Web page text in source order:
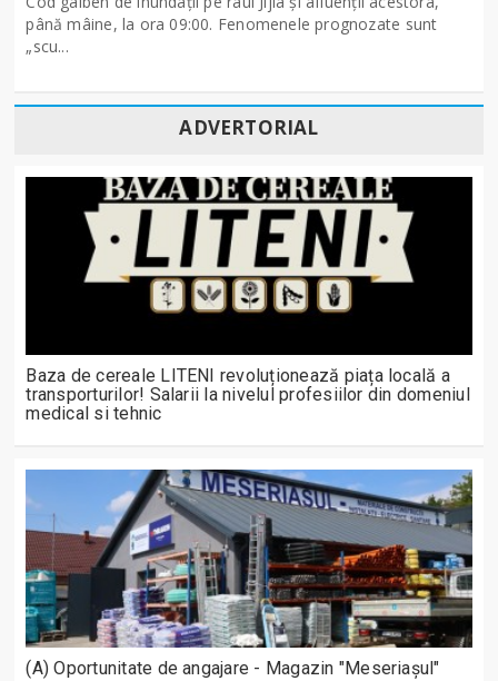
până mâine, la ora 09:00. Fenomenele prognozate sunt
„scu...
ADVERTORIAL
Baza de cereale LITENI revoluționează piața locală a
transporturilor! Salarii la nivelul profesiilor din domeniul
medical si tehnic
(A) Oportunitate de angajare - Magazin "Meseriașul"